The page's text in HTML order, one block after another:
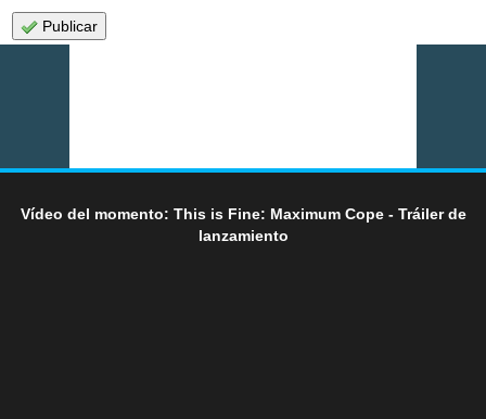
Publicar
Vídeo del momento: This is Fine: Maximum Cope - Tráiler de
lanzamiento